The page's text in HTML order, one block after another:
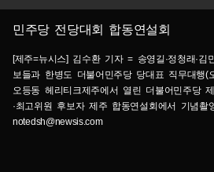
민주당 전당대회 합동연설회
[제주=뉴시스] 김수환 기자 = 송영길·정청래·
보들과 한병도 더불어민주당 당대표 직무대행(
오등동 헤리티크제주에서 열린 더불어민주당
·최고위원 후보자 제주 합동연설회에서 기념
notedsh@newsis.com